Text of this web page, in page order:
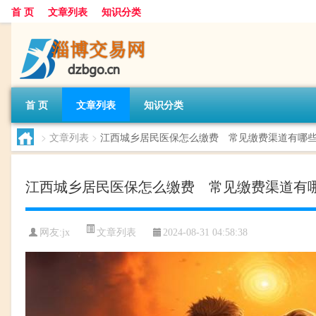
首 页 文章列表 知识分类
首 页 文章列表 知识分类
> 文章列表 > 江西城乡居民医保怎么缴费 常见缴费渠道有哪
江西城乡居民医保怎么缴费 常见缴费渠道有
网友:jx 文章列表 2024-08-31 04:58:38